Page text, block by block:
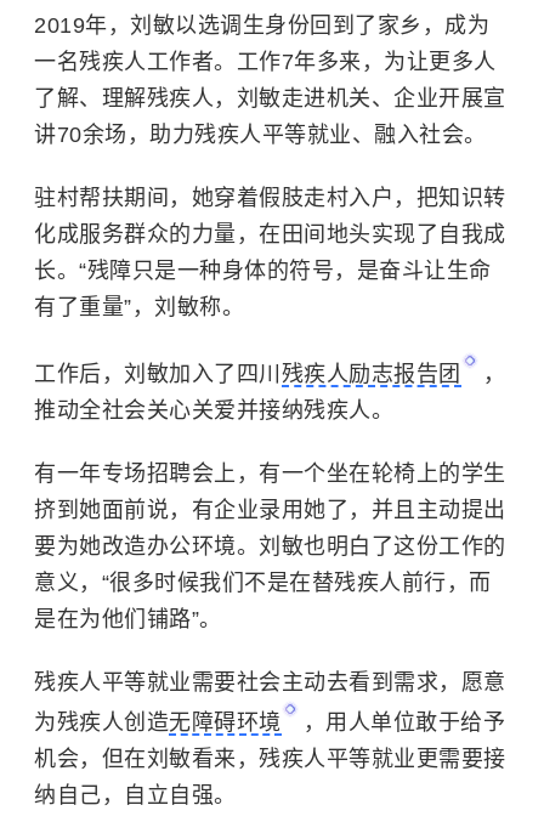
2019年，刘敏以选调生身份回到了家乡，成为
一名残疾人工作者。工作7年多来，为让更多人
了解、理解残疾人，刘敏走进机关、企业开展宣
讲70余场，助力残疾人平等就业、融入社会。
驻村帮扶期间，她穿着假肢走村入户，把知识转
化成服务群众的力量，在田间地头实现了自我成
长。“残障只是一种身体的符号，是奋斗让生命
有了重量”，刘敏称。
工作后，刘敏加入了四川 残疾人励志报告团
，
推动全社会关心关爱并接纳残疾人。
有一年专场招聘会上，有一个坐在轮椅上的学生
挤到她面前说，有企业录用她了，并且主动提出
要为她改造办公环境。刘敏也明白了这份工作的
意义，“很多时候我们不是在替残疾人前行，而
是在为他们铺路”。
残疾人平等就业需要社会主动去看到需求，愿意
为残疾人创造无障碍环境
，用人单位敢于给予
机会，但在刘敏看来，残疾人平等就业更需要接
纳自己，自立自强。